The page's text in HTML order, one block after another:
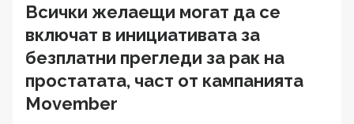
Всички желаещи могат да се
включат в инициативата за
безплатни прегледи за рак на
простатата, част от кампанията
Movember